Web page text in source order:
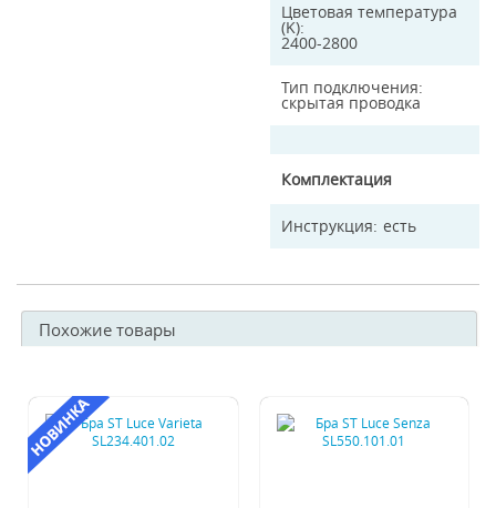
Цветовая температура
(K)
2400-2800
Тип подключения
скрытая проводка
Комплектация
Инструкция есть
Похожие товары